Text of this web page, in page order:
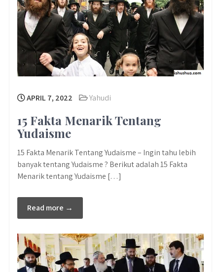
APRIL 7, 2022 Yahudi
15 Fakta Menarik Tentang
Yudaisme
15 Fakta Menarik Tentang Yudaisme – Ingin tahu lebih
banyak tentang Yudaisme ? Berikut adalah 15 Fakta
Menarik tentang Yudaisme […]
Read more →